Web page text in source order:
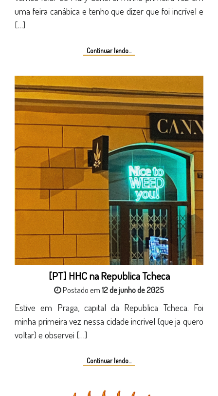
uma feira canábica e tenho que dizer que foi incrível e
[…]
Continuar lendo...
[PT] HHC na Republica Tcheca
Postado em12 de junho de 2025
Estive em Praga, capital da Republica Tcheca. Foi
minha primeira vez nessa cidade incrivel (que ja quero
voltar) e observei […]
Continuar lendo...